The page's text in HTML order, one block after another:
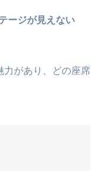
ージが見えない
力があり、どの座席